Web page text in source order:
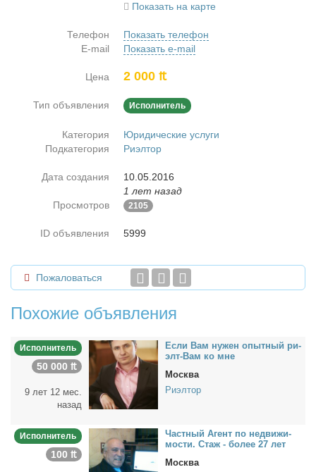
Показать на карте
Телефон
Показать телефон
E-mail
Показать e-mail
Цена 2 000 ₶
Тип объявления Исполнитель
Категория
Юридические услуги
Подкатегория
Риэлтор
Дата создания
10.05.2016
1 лет назад
Просмотров
2105
ID объявления 5999
Пожаловаться
Похожие объявления
Исполнитель
50 000 ₶
9 лет 12 мес.
назад
Ес­ли Вам ну­жен опыт­ный ри­
элт-Вам ко мне
Москва
Риэлтор
Исполнитель
100 ₶
Част­ный Агент по недви­жи­
мо­сти. Стаж - бо­лее 27 лет
Москва